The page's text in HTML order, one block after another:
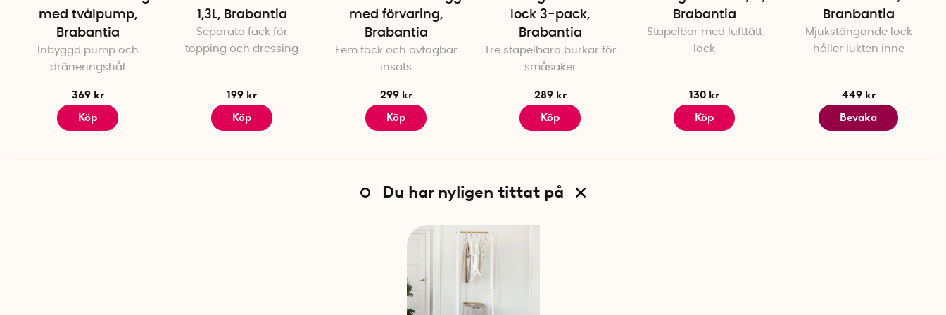
med tvålpump,
Brabantia
Inbyggd pump och
dräneringshål
369 kr
Köp
1,3L, Brabantia
Separata fack för
topping och dressing
199 kr
Köp
med förvaring,
Brabantia
Fem fack och avtagbar
insats
299 kr
Köp
lock 3-pack,
Brabantia
Tre stapelbara burkar för
småsaker
289 kr
Köp
Brabantia
Stapelbar med lufttätt
lock
130 kr
Köp
Branbantia
Mjukstängande lock
håller lukten inne
449 kr
Bevaka
Du har nyligen tittat på